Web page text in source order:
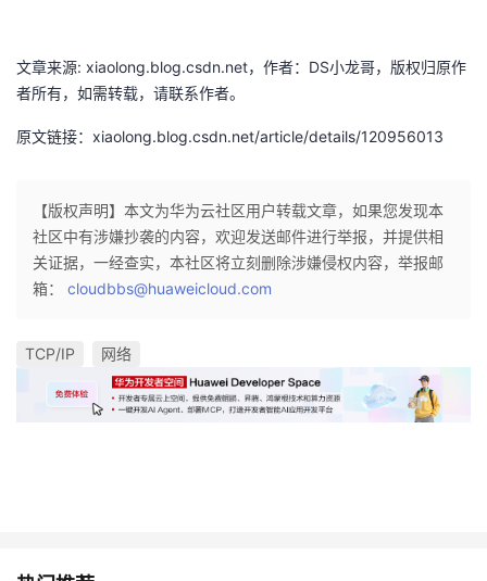
文章来源: xiaolong.blog.csdn.net，作者：DS小龙哥，版权归原作
者所有，如需转载，请联系作者。
原文链接：xiaolong.blog.csdn.net/article/details/120956013
【版权声明】本文为华为云社区用户转载文章，如果您发现本
社区中有涉嫌抄袭的内容，欢迎发送邮件进行举报，并提供相
关证据，一经查实，本社区将立刻删除涉嫌侵权内容，举报邮
箱： cloudbbs@huaweicloud.com
TCP/IP 网络